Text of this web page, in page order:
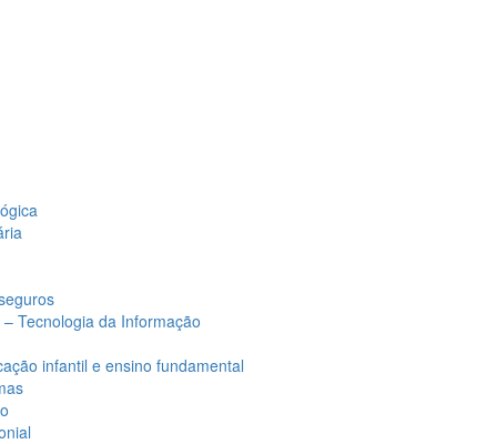
Tecnologia da Informação
infantil e ensino fundamental